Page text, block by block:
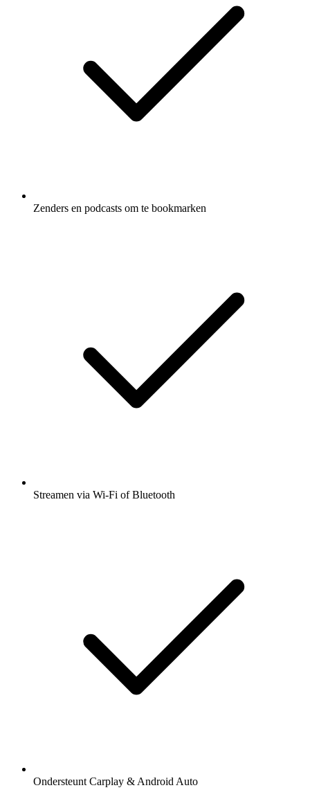
Zenders en podcasts om te bookmarken
Streamen via Wi-Fi of Bluetooth
Ondersteunt Carplay & Android Auto